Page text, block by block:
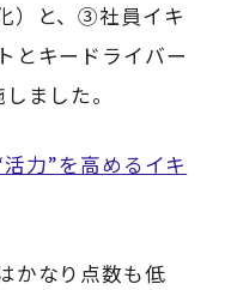
）と、③社員イキ
とキードライバー
ました。
力”を高めるイキ
なり点数も低